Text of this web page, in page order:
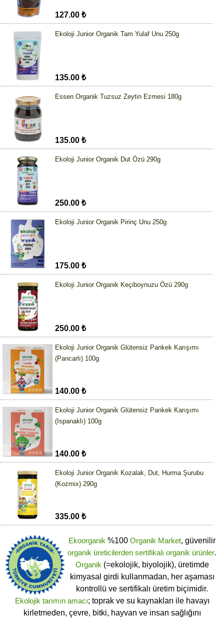
127.00 ₺
Ekoloji Junior Organik Tam Yulaf Unu 250g
135.00 ₺
Essen Organik Tuzsuz Zeytin Ezmesi 180g
135.00 ₺
Ekoloji Junior Organik Dut Özü 290g
250.00 ₺
Ekoloji Junior Organik Pirinç Unu 250g
175.00 ₺
Ekoloji Junior Organik Keçiboynuzu Özü 290g
250.00 ₺
Ekoloji Junior Organik Glütensiz Pankek Karışımı
(Pancarlı) 100g
140.00 ₺
Ekoloji Junior Organik Glütensiz Pankek Karışımı
(Ispanaklı) 100g
140.00 ₺
Ekoloji Junior Organik Kozalak, Dut, Hurma Şurubu
(Kozmix) 290g
335.00 ₺
Ekoorganik %100 Organik Market, güvenilir
organik üreticilerden sertifikalı organik ürünler.
Organik (=ekolojik, biyolojik), üretimde
kimyasal girdi kullanmadan, her aşaması
kontrollü ve sertifikalı üretim biçimidir.
Ekolojik tarımın amacı; toprak ve su kaynakları ile havayı
kirletmeden, çevre, bitki, hayvan ve insan sağlığını